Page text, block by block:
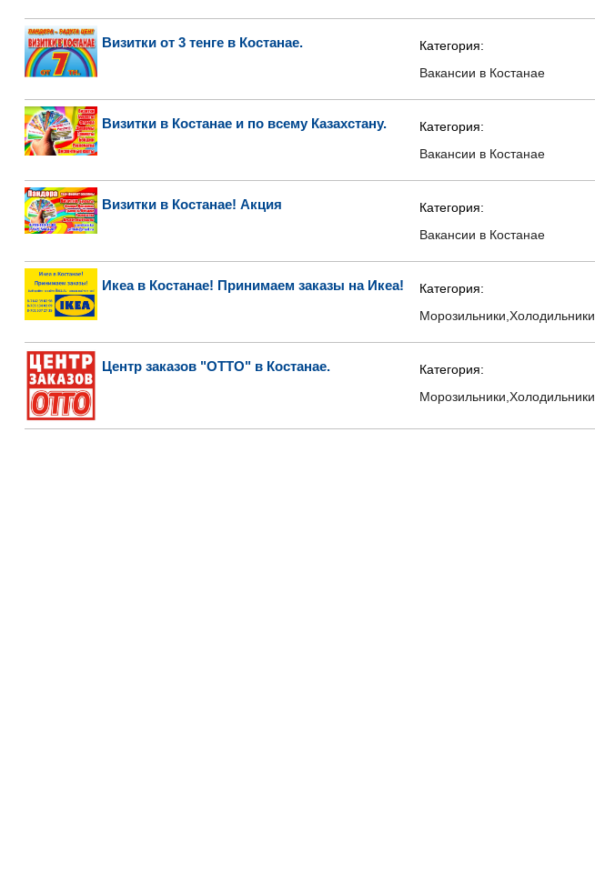
Визитки от 3 тенге в Костанае.
Категория:
Вакансии в Костанае
Визитки в Костанае и по всему Казахстану.
Категория:
Вакансии в Костанае
Визитки в Костанае! Акция
Категория:
Вакансии в Костанае
Икеа в Костанае! Принимаем заказы на Икеа!
Категория:
Морозильники,Холодильники
Центр заказов "ОТТО" в Костанае.
Категория:
Морозильники,Холодильники